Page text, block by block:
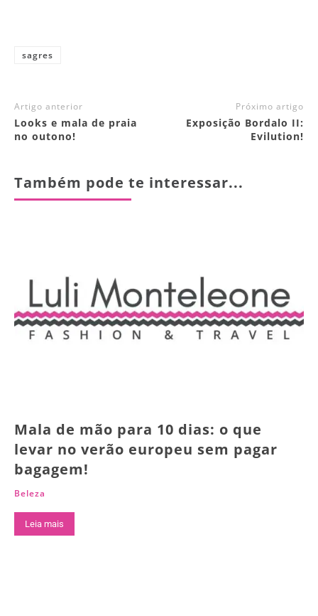
sagres
Artigo anterior
Looks e mala de praia
no outono!
Próximo artigo
Exposição Bordalo II:
Evilution!
Também pode te interessar...
Mala de mão para 10 dias: o que
levar no verão europeu sem pagar
bagagem!
Beleza
Leia mais